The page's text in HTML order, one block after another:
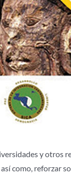
y otros
como, reforzar